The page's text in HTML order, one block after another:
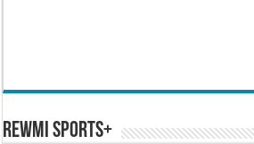
REWMI SPORTS+